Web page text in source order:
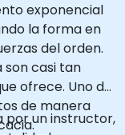
exponencial
la forma en
del orden.
son casi tan
ofrece. Uno de
de manera
por un instructor,